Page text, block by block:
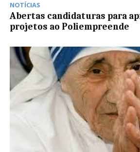
NOTÍCIAS
Abertas candidaturas para
projetos ao Poliempreende